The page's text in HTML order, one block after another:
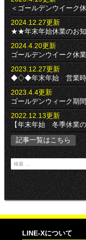
＜ゴールデンウイーク
2024.12.27更新
★★年末年始休業のお
2024.4.20更新
ゴールデンウイーク休
2023.12.27更新
◆◇◆年末年始 営業
2023.4.4更新
ゴールデンウィーク期
2022.12.13更新
【年末年始 冬季休業の
記事一覧はこちら
検
索
:
LINE-Xについて